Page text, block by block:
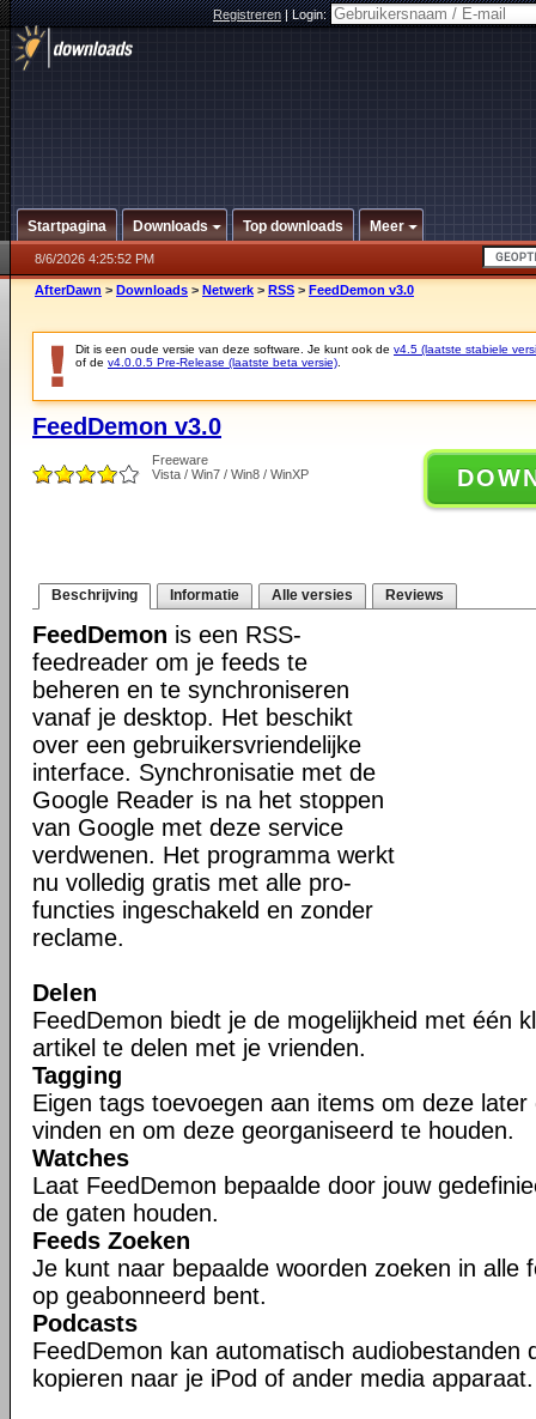
Registreren|Login:
Startpagina Downloads Top downloads Meer
8/6/2026 4:25:52 PM
AfterDawn > Downloads > Netwerk > RSS > FeedDemon v3.0
Dit is een oude versie van deze software. Je kunt ook de v4.5 (laatste stabiele
of de v4.0.0.5 Pre-Release (laatste beta versie)
FeedDemon v3.0
Freeware
Vista / Win7 / Win8 / WinXP
Beschrijving Informatie Alle versies Reviews
FeedDemon is een RSS-
feedreader om je feeds te
beheren en te synchroniseren
vanaf je desktop. Het beschikt
over een gebruikersvriendelijke
interface. Synchronisatie met de
Google Reader is na het stoppen
van Google met deze service
verdwenen. Het programma werkt
nu volledig gratis met alle pro-
functies ingeschakeld en zonder
reclame.
Delen
FeedDemon biedt je de mogelijkheid met één
artikel te delen met je vrienden.
Tagging
Eigen tags toevoegen aan items om deze
vinden en om deze georganiseerd te houden.
Watches
Laat FeedDemon bepaalde door jouw
de gaten houden.
Feeds Zoeken
Je kunt naar bepaalde woorden zoeken in alle
op geabonneerd bent.
Podcasts
FeedDemon kan automatisch audiobestanden
kopieren naar je iPod of ander media apparaat.